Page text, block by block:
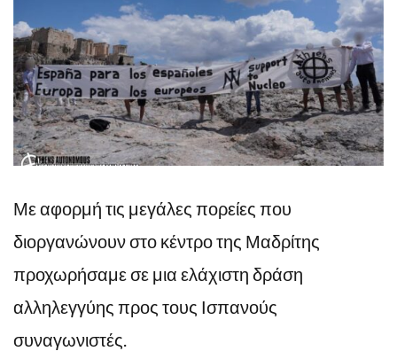
Με αφορμή τις μεγάλες πορείες που
διοργανώνουν στο κέντρο της Μαδρίτης
προχωρήσαμε σε μια ελάχιστη δράση
αλληλεγγύης προς τους Ισπανούς
συναγωνιστές.